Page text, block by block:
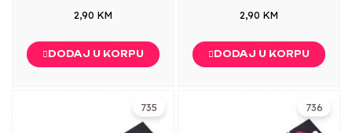
2,90 KM
DODAJ U KORPU
2,90 KM
DODAJ U KORPU
735 736